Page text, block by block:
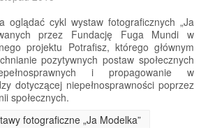
oglądać cykl wystaw fotograficznych „Ja
przez Fundację Fuga Mundi w
projektu Potrafisz, którego głównym
pozytywnych postaw społecznych
i propagowanie w
dotyczącej niepełnosprawności poprzez
społecznych.
fotograficzne „Ja Modelka”